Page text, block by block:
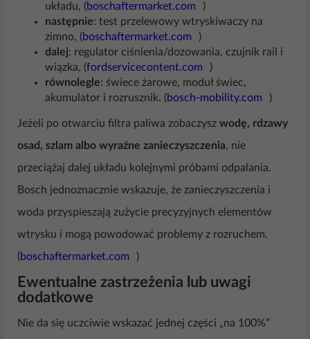
układu, (boschaftermarket.com
)
następnie: test przelewowy wtryskiwaczy na
zimno, (boschaftermarket.com
)
dalej: regulator ciśnienia/dozowania, czujnik rail i
wiązka, (fordservicecontent.com
)
równolegle: świece żarowe, moduł świec,
akumulator i rozrusznik. (bosch-mobility.com )
Jeżeli po otwarciu filtra paliwa zobaczysz wodę, rdzawy
osad, szlam albo wyraźne zanieczyszczenia, nie
przeciążaj dalej układu kolejnymi próbami odpalania.
Bosch jednoznacznie wskazuje, że zanieczyszczenia i
woda przyspieszają zużycie precyzyjnych elementów
wtrysku i mogą powodować problemy z rozruchem.
(boschaftermarket.com )
Ewentualne zastrzeżenia lub uwagi
dodatkowe
Nie da się uczciwie wskazać jednej części „na 100%”